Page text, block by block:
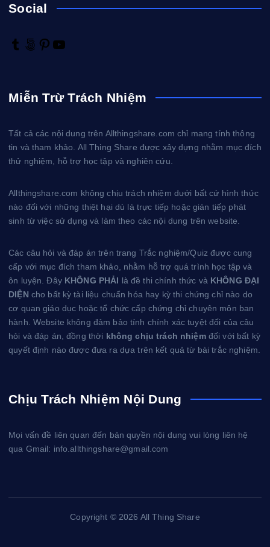
Social
T
l
5
x
P
e
Miễn Trừ Trách Nhiệm
Tất cả các nội dung trên Allthingshare.com chỉ mang tính thông
tin và tham khảo. All Thing Share được xây dựng nhằm mục đích
thử nghiệm, hỗ trợ học tập và nghiên cứu.
Allthingshare.com không chịu trách nhiệm dưới bất cứ hình thức
nào đối với những thiệt hại dù là trực tiếp hoặc gián tiếp phát
sinh từ việc sử dụng và làm theo các nội dung trên website.
Các câu hỏi và đáp án trên trang Trắc nghiệm/Quiz được cung
cấp với mục đích tham khảo, nhằm hỗ trợ quá trình học tập và
ôn luyện. Đây KHÔNG PHẢI là đề thi chính thức và KHÔNG ĐẠI
DIỆN cho bất kỳ tài liệu chuẩn hóa hay kỳ thi chứng chỉ nào do
cơ quan giáo dục hoặc tổ chức cấp chứng chỉ chuyên môn ban
hành. Website không đảm bảo tính chính xác tuyệt đối của câu
hỏi và đáp án, đồng thời không chịu trách nhiệmđối với bất kỳ
quyết định nào được đưa ra dựa trên kết quả từ bài trắc nghiệm.
Chịu Trách Nhiệm Nội Dung
Mọi vấn đề liên quan đến bản quyền nội dung vui lòng liên hệ
qua Gmail: info.allthingshare@gmail.com
Copyright © 2026 All Thing Share